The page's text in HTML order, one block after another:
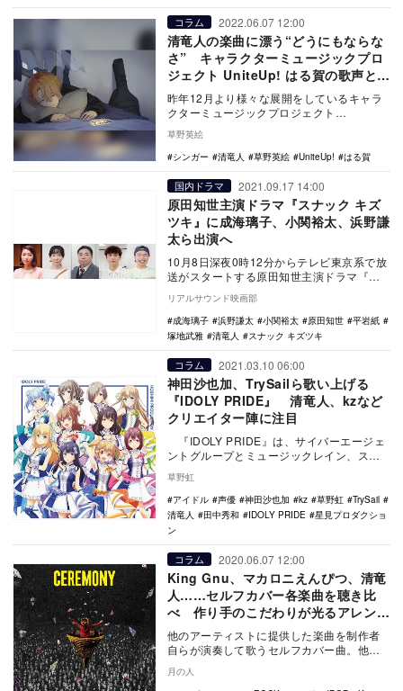
コラム 2022.06.07 12:00
清竜人の楽曲に漂う“どうにもならな
さ” キャラクターミュージックプロ
ジェクト UniteUp! はる賀の歌声との
相性を紐解く
昨年12月より様々な展開をしているキャラ
クターミュージックプロジェクト
が配信されて…
草野英絵
シンガー
清竜人 草野英絵 UniteUp! はる賀
国内ドラマ 2021.09.17 14:00
原田知世主演ドラマ『スナック キズ
ツキ』に成海璃子、小関裕太、浜野謙
太ら出演へ
10月8日深夜0時12分からテレビ東京系で放
送がスタートする原田知世主演ドラマ『ス
ナック キズツキ』の追加キャストとして、
成海璃…
リアルサウンド映画部
成海璃子
浜野謙太 小関裕太 原田知世
平岩紙
塚地武雅
清竜人 スナック キズツキ
コラム 2021.03.10 06:00
神田沙也加、TrySailら歌い上げる
『IDOLY PRIDE』 清竜人、kzなど
クリエイター陣に注目
『IDOLY PRIDE』は、サイバーエージェ
ントグループとミュージックレイン、スト
草野虹
アイドル
声優 神田沙也加 kz 草野虹
TrySail
清竜人
田中秀和 IDOLY PRIDE
星見プロダクショ
ン
コラム 2020.06.07 12:00
King Gnu、マカロニえんぴつ、清竜
人……セルフカバー各楽曲を聴き比
べ 作り手のこだわりが光るアレンジ
に
他のアーティストに提供した楽曲を制作者
自らが演奏して歌うセルフカバー曲。他者
りアーティスト…
月の人